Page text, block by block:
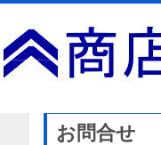
お問合せ